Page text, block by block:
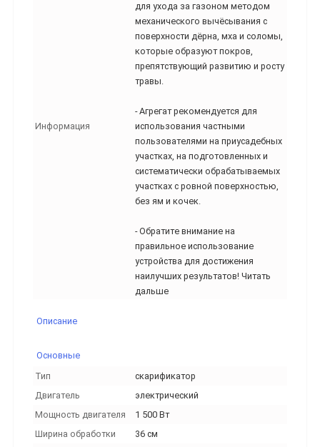
Информация
для ухода за газоном методом
механического вычёсывания с
поверхности дёрна, мха и соломы,
которые образуют покров,
препятствующий развитию и росту
травы.
- Агрегат рекомендуется для
использования частными
пользователями на приусадебных
участках, на подготовленных и
систематически обрабатываемых
участках с ровной поверхностью,
без ям и кочек.
- Обратите внимание на
правильное использование
устройства для достижения
наилучших результатов! Читать
дальше
Описание
Основные
Тип
скарификатор
Двигатель
электрический
Мощность двигателя
1 500 Вт
Ширина обработки
36 см